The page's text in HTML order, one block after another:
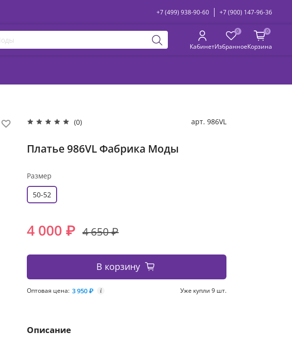
+7 (499) 938-90-60 +7 (900) 147-96-36
Кабинет
0
Избранное
0
Корзина
(0) арт. 986VL
Платье 986VL Фабрика Моды
Размер
50-52
4 000 ₽ 4 650 ₽
В корзину
Оптовая цена: 3 950 ₽ i Уже купли 9 шт.
Описание